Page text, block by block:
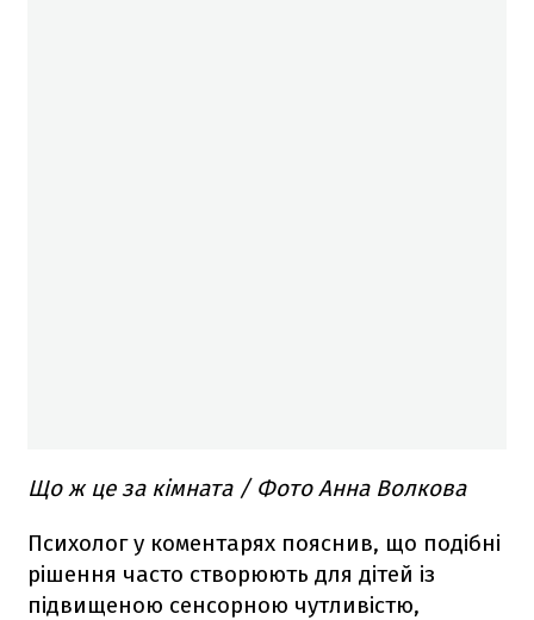
Що ж це за кімната / Фото Анна Волкова
Психолог у коментарях пояснив, що подібні
рішення часто створюють для дітей із
підвищеною сенсорною чутливістю,